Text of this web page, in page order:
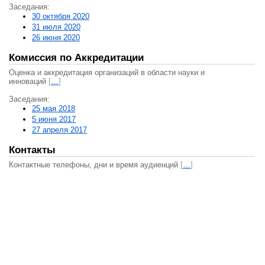
Заседания:
30 октября 2020
31 июля 2020
26 июня 2020
Комиссия по Аккредитации
Оценка и аккредитация организаций в области науки и
инноваций […]
Заседания:
25 мая 2018
5 июня 2017
27 апреля 2017
Контакты
Контактные телефоны, дни и время аудиенций […]